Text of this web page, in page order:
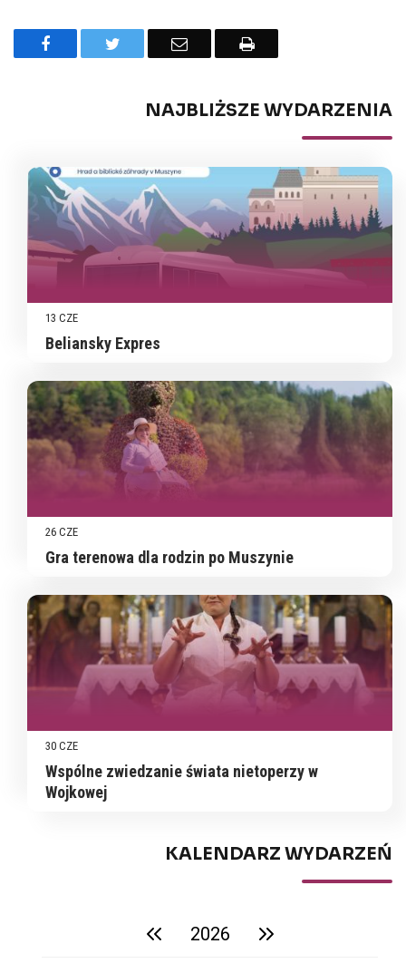
FacebookTwitter Email Drukuj
NAJBLIŻSZE WYDARZENIA
13 CZE
Beliansky Expres
26 CZE
Gra terenowa dla rodzin po Muszynie
30 CZE
Wspólne zwiedzanie świata nietoperzy w
Wojkowej
KALENDARZ WYDARZEŃ
poprzedni rok
2026 następny rok